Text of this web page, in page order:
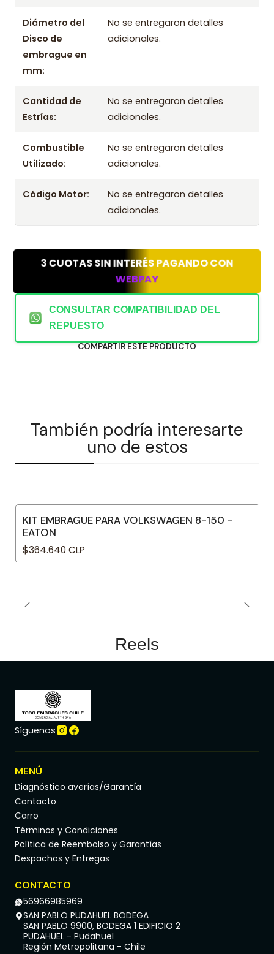
Diámetro del
Disco de
embrague en
mm:
No se entregaron detalles
adicionales.
Cantidad de
Estrías:
No se entregaron detalles
adicionales.
Combustible
Utilizado:
No se entregaron detalles
adicionales.
Código Motor:
No se entregaron detalles
adicionales.
3 CUOTAS SIN INTERÉS PAGANDO CON
WEBPAY
CONSULTAR COMPATIBILIDAD DEL
REPUESTO
COMPARTIR ESTE PRODUCTO
También podría interesarte
uno de estos
KIT EMBRAGUE PARA VOLKSWAGEN 8-150 -
EATON
$364.640 CLP
Reels
Síguenos
MENÚ
Diagnóstico averías/Garantía
Contacto
Carro
Términos y Condiciones
Política de Reembolso y Garantías
Despachos y Entregas
CONTACTO
56966985969
SAN PABLO PUDAHUEL BODEGA
SAN PABLO 9900, BODEGA 1 EDIFICIO 2
PUDAHUEL - Pudahuel
Región Metropolitana - Chile